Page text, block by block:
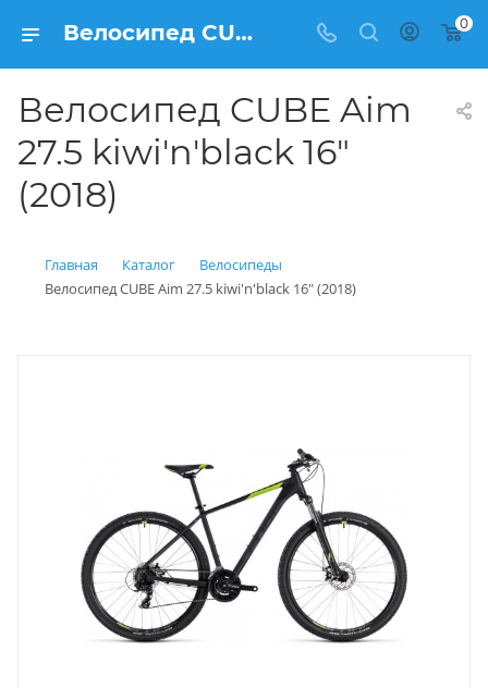
Велосипед CUBE Aim 27.5 kiwi'n'black 16" (2018) купить: цена 31 400 рублей в Балашихе | Интернет магазин Вело150 0
Велосипед CUBE Aim
27.5 kiwi'n'black 16"
(2018)
Главная Каталог
Велосипеды
Велосипед CUBE Aim 27.5 kiwi'n'black 16" (2018)